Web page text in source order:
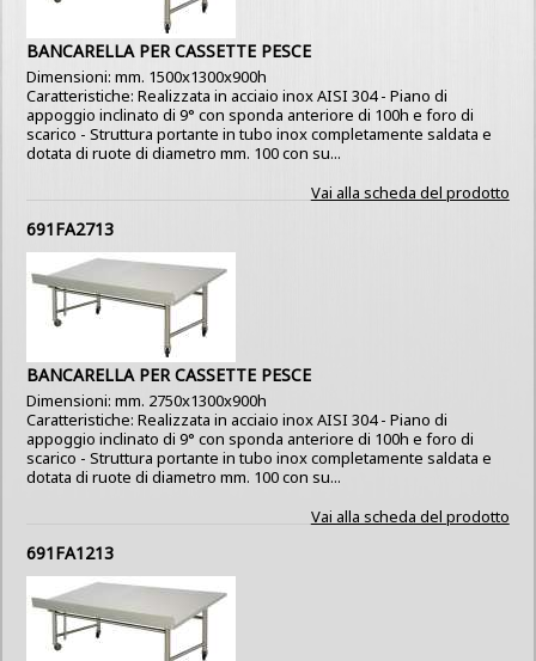
BANCARELLA PER CASSETTE PESCE
Dimensioni: mm. 1500x1300x900h
Caratteristiche: Realizzata in acciaio inox AISI 304 - Piano di
appoggio inclinato di 9° con sponda anteriore di 100h e foro di
scarico - Struttura portante in tubo inox completamente saldata e
dotata di ruote di diametro mm. 100 con su...
Vai alla scheda del prodotto
691FA2713
BANCARELLA PER CASSETTE PESCE
Dimensioni: mm. 2750x1300x900h
Caratteristiche: Realizzata in acciaio inox AISI 304 - Piano di
appoggio inclinato di 9° con sponda anteriore di 100h e foro di
scarico - Struttura portante in tubo inox completamente saldata e
dotata di ruote di diametro mm. 100 con su...
Vai alla scheda del prodotto
691FA1213